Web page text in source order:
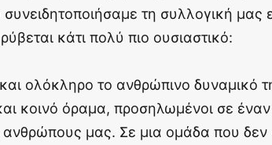
τη συλλογική μας
κάτι πολύ πιο ουσιαστικό:
ολόκληρο το ανθρώπινο δυναμικό
κοινό όραμα, προσηλωμένοι σε
ανθρώπους μας. Σε μια ομάδα που